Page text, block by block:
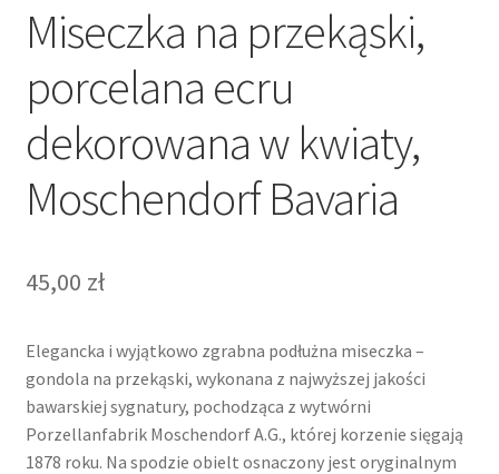
Miseczka na przekąski,
porcelana ecru
dekorowana w kwiaty,
Moschendorf Bavaria
45,00 zł
Elegancka i wyjątkowo zgrabna podłużna miseczka –
gondola na przekąski, wykonana z najwyższej jakości
bawarskiej sygnatury, pochodząca z wytwórni
Porzellanfabrik Moschendorf A.G., której korzenie sięgają
1878 roku. Na spodzie obielt osnaczony jest oryginalnym